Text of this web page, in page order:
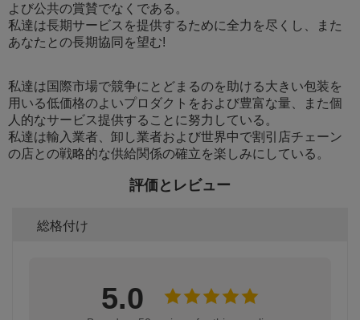
よび公共の賞賛でなくである。
私達は長期サービスを提供するために全力を尽くし、また
あなたとの長期協同を望む!
私達は国際市場で競争にとどまるのを助ける大きい包装を
用いる低価格のよいプロダクトをおよび豊富な量、また個
人的なサービス提供することに努力している。
私達は輸入業者、卸し業者および世界中で割引店チェーン
の店との戦略的な供給関係の確立を楽しみにしている。
評価とレビュー
総格付け
5.0